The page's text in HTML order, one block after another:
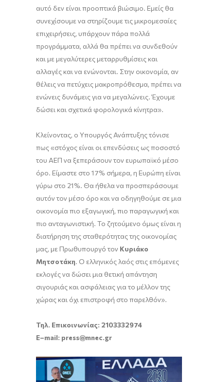
αυτό δεν είναι προοπτικά βιώσιμο. Εμείς θα
συνεχίσουμε να στηρίζουμε τις μικρομεσαίες
επιχειρήσεις, υπάρχουν πάρα πολλά
προγράμματα, αλλά θα πρέπει να συνδεθούν
και με μεγαλύτερες μεταρρυθμίσεις και
αλλαγές και να ενώνονται. Στην οικονομία, αν
θέλεις να πετύχεις μακροπρόθεσμα, πρέπει να
ενώνεις δυνάμεις για να μεγαλώνεις. Έχουμε
δώσει και σχετικά φορολογικά κίνητρα».
Κλείνοντας, ο Υπουργός Ανάπτυξης τόνισε
πως «στόχος είναι οι επενδύσεις ως ποσοστό
του ΑΕΠ να ξεπεράσουν τον ευρωπαϊκό μέσο
όρο. Είμαστε στο 17% σήμερα, η Ευρώπη είναι
γύρω στο 21%. Θα ήθελα να προσπεράσουμε
αυτόν τον μέσο όρο και να οδηγηθούμε σε μια
οικονομία πιο εξαγωγική, πιο παραγωγική και
πιο ανταγωνιστική. Το ζητούμενο όμως είναι η
διατήρηση της σταθερότητας της οικονομίας
μας, με Πρωθυπουργό τον Κυριάκο
Μητσοτάκη. Ο ελληνικός λαός στις επόμενες
εκλογές να δώσει μια θετική απάντηση
σιγουριάς και ασφάλειας για το μέλλον της
χώρας και όχι επιστροφή στο παρελθόν».
Τηλ. Επικοινωνίας: 2103332974
E–mail: press@mnec.gr